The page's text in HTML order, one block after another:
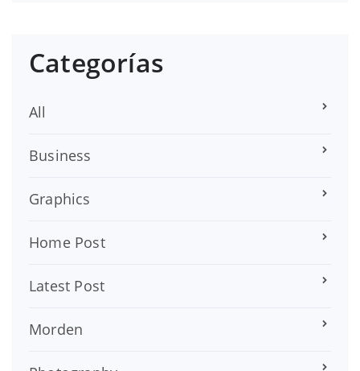
Categorías
All
Business
Graphics
Home Post
Latest Post
Morden